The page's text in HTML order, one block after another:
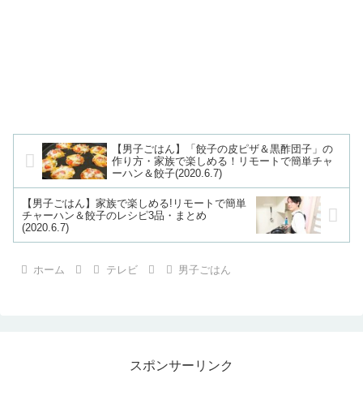
【男子ごはん】「餃子の皮ピザ＆黒酢団子」の
作り方・家族で楽しめる！リモートで簡単チャ
ーハン＆餃子(2020.6.7)
【男子ごはん】家族で楽しめる!リモートで簡単
チャーハン＆餃子のレシピ3品・まとめ
(2020.6.7)
ホーム テレビ 男子ごはん
スポンサーリンク